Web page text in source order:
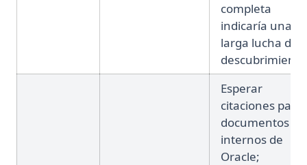
completa
indicaría una
larga lucha de
Esperar
citaciones para
documentos
internos de
Oracle;